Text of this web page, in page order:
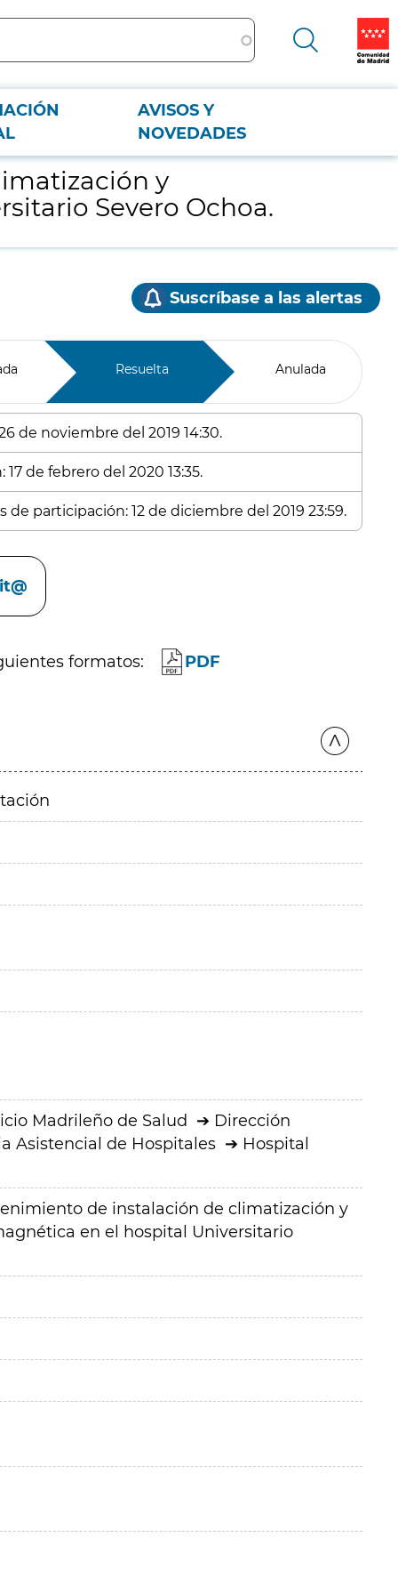
AVISOS Y
NOVEDADES
Ochoa.
y
Severo Ochoa.
Suscríbase a las alertas
Resuelta Anulada
de noviembre del 2019 14:30.
de febrero del 2020 13:35.
participación: 12 de diciembre del 2019 23:59.
formatos: PDF
Madrileño de Salud
Dirección
Asistencial de Hospitales
Hospital
de instalación de climatización y
en el hospital Universitario